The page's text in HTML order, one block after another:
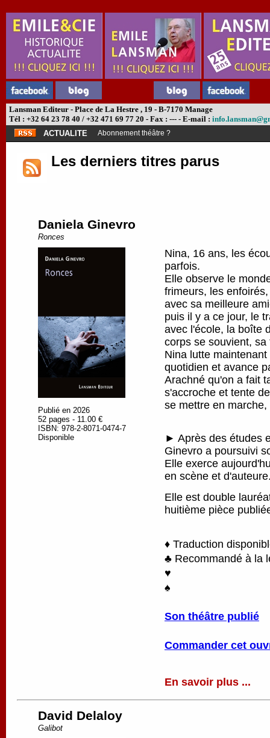
Lansman Editeur - Place de La Hestre , 19 - B-7170 Manage
Tél : +32 64 23 78 40 / +32 471 69 77 20 - Fax : --- - E-mail :
ACTUALITE
Abonnement théâtre ?
Les derniers titres parus
Daniela Ginevro
Ronces
Publié en 2026
52 pages - 11.00 €
ISBN: 978-2-8071-0474-7
Disponible
Nina, 16 ans, les
parfois.
Elle observe le
frimeurs, les
avec sa meilleure
puis il y a ce jour, le
avec l'école, la boîte
corps se souvient,
Nina lutte
quotidien et avance
Arachné qu'on a fait
s'accroche et tente
se mettre en
► Après des études
Ginevro a poursuivi
Elle exerce
en scène et
Elle est double
huitième pièce
♦ Traduction
♣ Recommandé à la
♥
♠
Son théâtre publié
Commander cet
En savoir plus ...
David Delaloy
Galibot